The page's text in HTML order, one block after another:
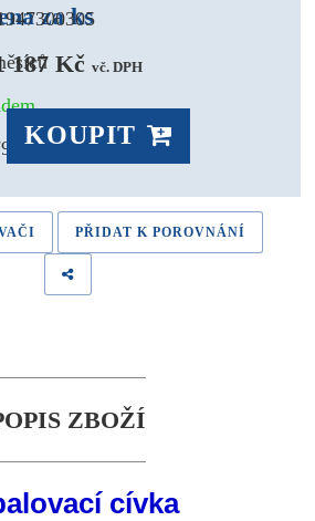
Kč
za ks
187 Kč vč. DPH
KOUPIT
PŘIDAT K POROVNÁNÍ
ZBOŽÍ
cívka